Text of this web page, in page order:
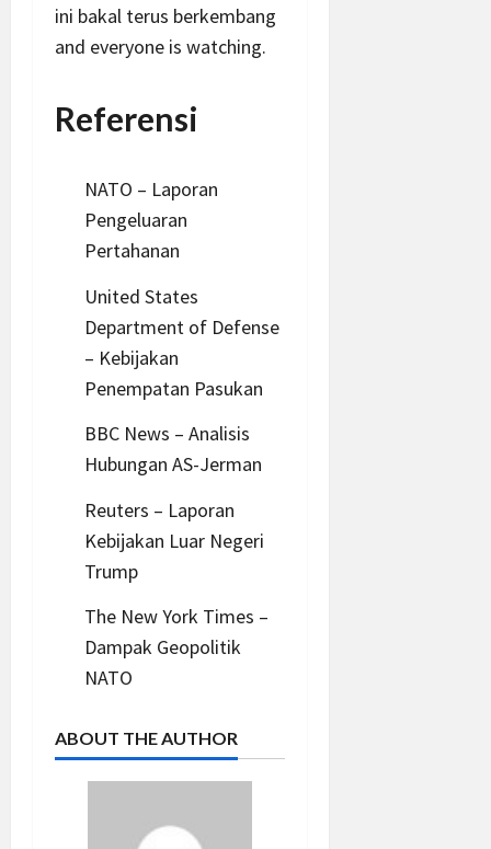
ini bakal terus berkembang
and everyone is watching.
Referensi
NATO – Laporan
Pengeluaran
Pertahanan
United States
Department of Defense
– Kebijakan
Penempatan Pasukan
BBC News – Analisis
Hubungan AS-Jerman
Reuters – Laporan
Kebijakan Luar Negeri
Trump
The New York Times –
Dampak Geopolitik
NATO
ABOUT THE AUTHOR